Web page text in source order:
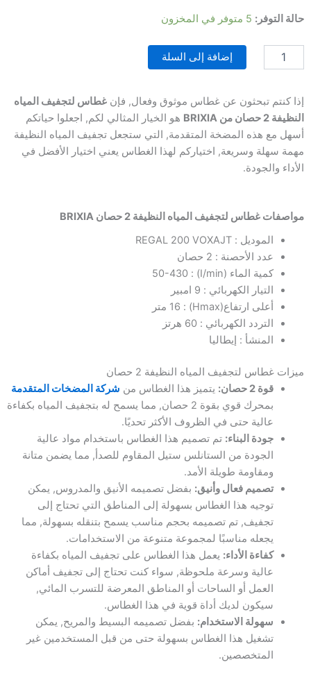
حالة التوفر: 5 متوفر في المخزون
كمية
ستانلس
لتجفيف
المياه
2
حصان
ماركة
BRIXIA
إضافة إلى السلة
إذا كنتم تبحثون عن غطاس موثوق وفعال, فإن غطاس لتجفيف المياه
النظيفة 2 حصان من BRIXIA
هو الخيار المثالي لكم, اجعلوا حياتكم
أسهل مع هذه المضخة المتقدمة, التي ستجعل تجفيف المياه النظيفة
مهمة سهلة وسريعة, اختياركم لهذا الغطاس يعني اختيار الأفضل في
الأداء والجودة.
مواصفات غطاس لتجفيف المياه النظيفة 2 حصان BRIXIA
الموديل : REGAL 200 VOXAJT
عدد الأحصنة : 2 حصان
كمية الماء (I/min) : 50-430
التيار الكهربائي : 9 امبير
أعلى ارتفاع(Hmax) : 16 متر
التردد الكهربائي : 60 هرتز
المنشأ : إيطاليا
ميزات غطاس لتجفيف المياه النظيفة 2 حصان
قوة 2 حصان:
يتميز هذا الغطاس من شركة المضخات المتقدمة
بمحرك قوي بقوة 2 حصان, مما يسمح له بتجفيف المياه بكفاءة
عالية حتى في الظروف الأكثر تحديًا.
جودة البناء: تم تصميم هذا الغطاس باستخدام مواد عالية
الجودة من الستانلس ستيل المقاوم للصدأ, مما يضمن متانة
ومقاومة طويلة الأمد.
تصميم فعال وأنيق: بفضل تصميمه الأنيق والمدروس, يمكن
توجيه هذا الغطاس بسهولة إلى المناطق التي تحتاج إلى
تجفيف, تم تصميمه بحجم مناسب يسمح بتنقله بسهولة, مما
يجعله مناسبًا لمجموعة متنوعة من الاستخدامات.
كفاءة الأداء: يعمل هذا الغطاس على تجفيف المياه بكفاءة
عالية وسرعة ملحوظة, سواء كنت تحتاج إلى تجفيف أماكن
العمل أو الساحات أو المناطق المعرضة للتسرب المائي,
سيكون لديك أداة قوية في هذا الغطاس.
سهولة الاستخدام: بفضل تصميمه البسيط والمريح, يمكن
تشغيل هذا الغطاس بسهولة حتى من قبل المستخدمين غير
المتخصصين.